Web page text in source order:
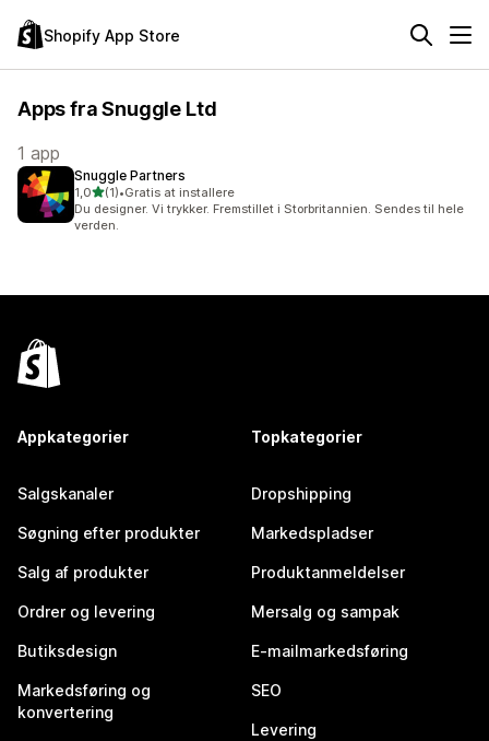
Shopify App Store
Apps fra Snuggle Ltd
1 app
Snuggle Partners
1,0ud af 5 stjerner
(1)
1 anmeldelser i alt
•Gratis at installere
Du designer. Vi trykker. Fremstillet i Storbritannien. Sendes til hele
verden.
Appkategorier
Salgskanaler
Søgning efter produkter
Salg af produkter
Ordrer og levering
Butiksdesign
Markedsføring og
konvertering
Topkategorier
Dropshipping
Markedspladser
Produktanmeldelser
Mersalg og sampak
E-mailmarkedsføring
SEO
Levering